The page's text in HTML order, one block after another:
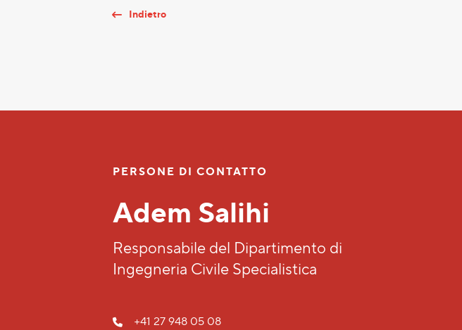
Indietro
PERSONE DI CONTATTO
Adem Salihi
Responsabile del Dipartimento di
Ingegneria Civile Specialistica
+41 27 948 05 08